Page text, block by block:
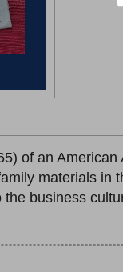
of an
materials in
business